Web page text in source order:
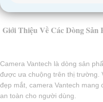
Giới Thiệu Về Các Dòng Sản
Camera Vantech là dòng sản
được ưa chuộng trên thị trường.
đẹp mắt, camera Vantech mang
an toàn cho người dùng.